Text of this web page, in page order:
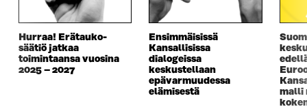
Hurraa! Erätauko-
säätiö jatkaa
toimintaansa vuosina
2025 – 2027
Ensimmäisissä
Kansallisissa
dialogeissa
keskustellaan
epävarmuudessa
elämisestä
malli